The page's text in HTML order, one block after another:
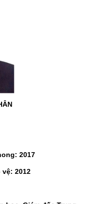
2017
2012